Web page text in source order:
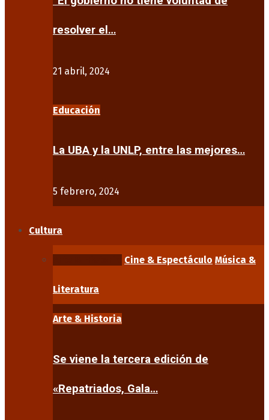
resolver el…
21 abril, 2024
Educación
La UBA y la UNLP, entre las mejores…
5 febrero, 2024
Cultura
Cine & Espectáculo Música &
Literatura
Arte & Historia
Se viene la tercera edición de
«Repatriados, Gala…